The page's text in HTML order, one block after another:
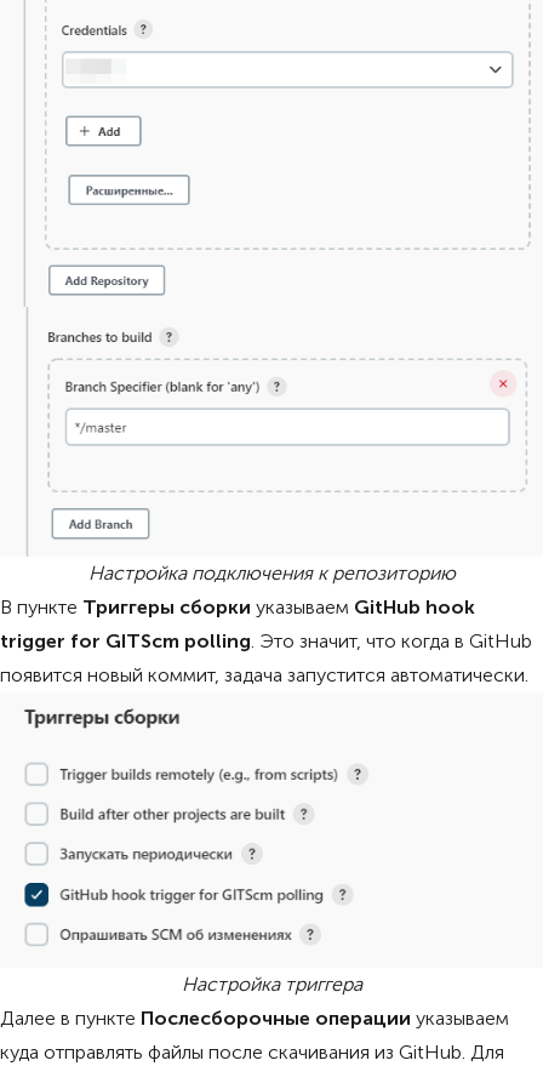
Настройка подключения к репозиторию
В пункте Триггеры сборки указываем GitHub hook
trigger for GITScm polling . Это значит, что когда в GitHub
появится новый коммит, задача запустится автоматически.
Настройка триггера
Далее в пункте Послесборочные операции указываем
куда отправлять файлы после скачивания из GitHub. Для